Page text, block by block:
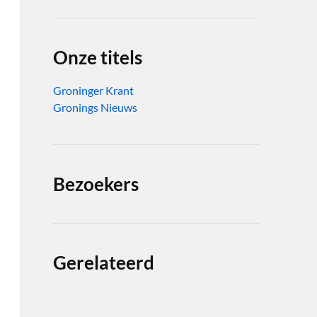
Onze titels
Groninger Krant
Gronings Nieuws
Bezoekers
Gerelateerd